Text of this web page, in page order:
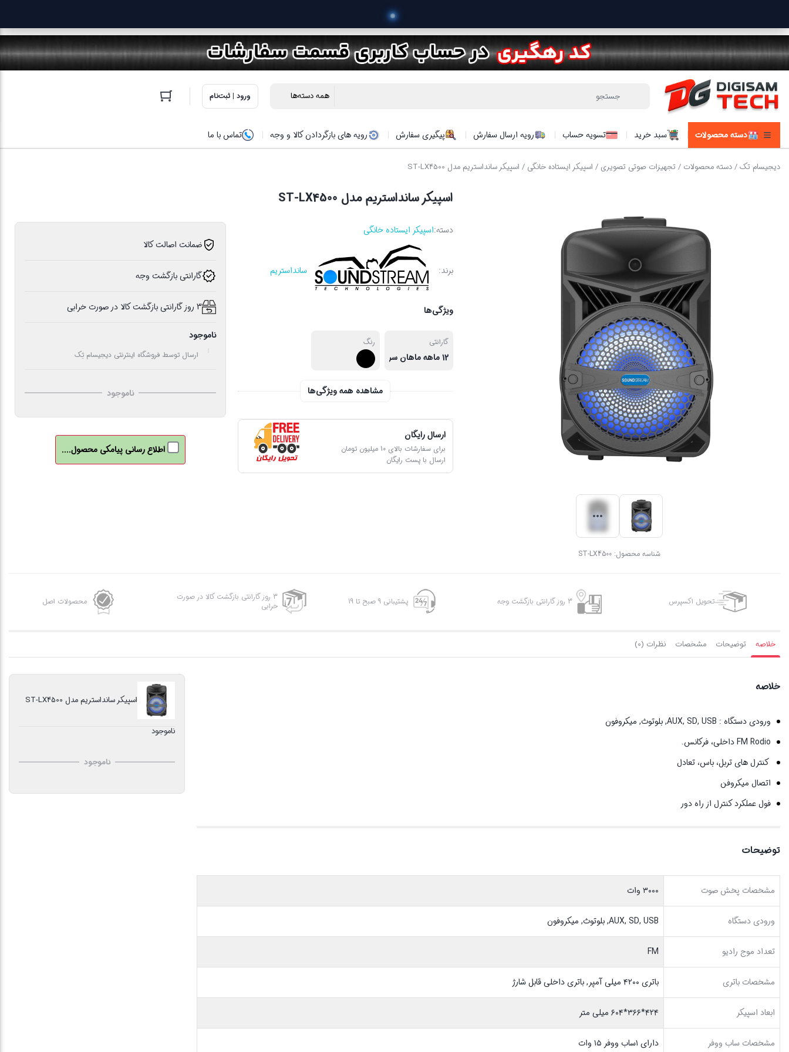
ورود | ثبت‌نام
دسته محصولات سبد خرید تسویه حساب رویه ارسال سفارش پیگیری سفارش رویه های بازگردادن کالا و وجه تماس با ما
دیجیسام تک/دسته محصولات /تجهیزات صوتی تصویری / اسپیکر ایستاده خانگی / اسپیکر سانداستریم مدل ST-LX4500
شناسه محصول: ST-LX4500
اسپیکر سانداستریم مدل ST-LX4500
دسته:اسپیکر ایستاده خانگی
برند: سانداستریم
ویژگی‌ها
گارانتی
12 ماهه ماهان سرویس
رنگ
مشاهده همه ویژگی‌ها
ارسال رایگان
برای سفارشات بالای 10 میلیون تومان
ارسال با پست رایگان
ضمانت اصالت کالا
گارانتی بازگشت وجه
3 روز گارانتی بازگشت کالا در صورت خرابی
ناموجود
ارسال توسط فروشگاه اینترنتی دیجیسام تِک
ناموجود
اطلاع رسانی پیامکی محصول....
تحویل اکسپرس 3 روز گارانتی بازگشت وجه پشتیبانی 9 صبح تا 19
3 روز گارانتی بازگشت کالا در صورت
خرابی
محصولات اصل
خلاصه توضیحات مشخصات نظرات (0)
خلاصه
ورودی دستگاه : AUX, SD, USB, بلوتوث, میکروفون
FM Rodio داخلی، فرکانس.
کنترل های تربل، باس، تعادل
اتصال میکروفن
فول عملکرد کنترل از راه دور
توضیحات
مشخصات پخش صوت ۳۰۰۰ وات
ورودی دستگاه AUX, SD, USB, بلوتوث, میکروفون
تعداد موج رادیو FM
مشخصات باتري باتری ۴۲۰۰ میلی آمپر, باتری داخلی قابل شارژ
ابعاد اسپیکر ۴۲۴*۳۶۶*۶۰۴ میلی متر
مشخصات ساب ووفر دارای ۱ساب ووفر ۱۵ وات
اسپیکر سانداستریم مدل ST-LX4500
ناموجود
ناموجود
خرید محصولا